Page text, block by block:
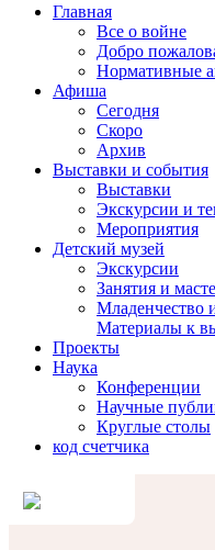
Главная
Все о войне
Добро
Нормативные
Афиша
Сегодня
Скоро
Архив
Выставки и события
Выставки
Экскурсии и
Мероприятия
Детский музей
Экскурсии
Занятия и
Младенчество
Материалы к
Проекты
Наука
Конференции
Научные
Круглые столы
код счетчика